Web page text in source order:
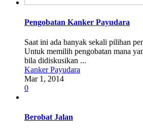
Pengobatan Kanker Payudara
Saat ini ada banyak sekali pilihan
Untuk memilih pengobatan mana
bila didiskusikan ...
Kanker Payudara
Mar 1, 2014
0
Berobat Jalan